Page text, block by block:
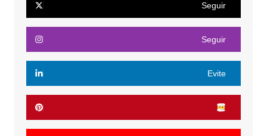
Seguir
Seguir
Evite